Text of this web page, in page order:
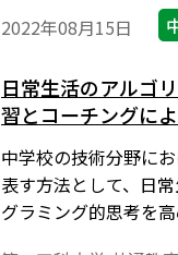
2022年08月15日
日常生活のアルゴ
習とコーチングに
中学校の技術分野に
表す方法として、日
グラミング的思考を